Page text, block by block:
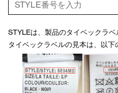
STYLEは、製品のタイベックラベ
タイベックラベルの見本は、以下